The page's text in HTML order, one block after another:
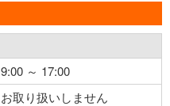
9:00 ～ 17:00
お取り扱いしません